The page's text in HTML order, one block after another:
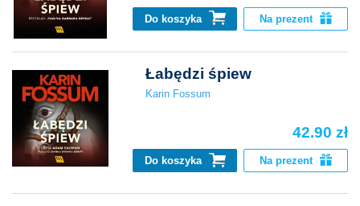
Do koszyka Na prezent
Łabędzi śpiew
Karin Fossum
42.90 zł
Do koszyka Na prezent